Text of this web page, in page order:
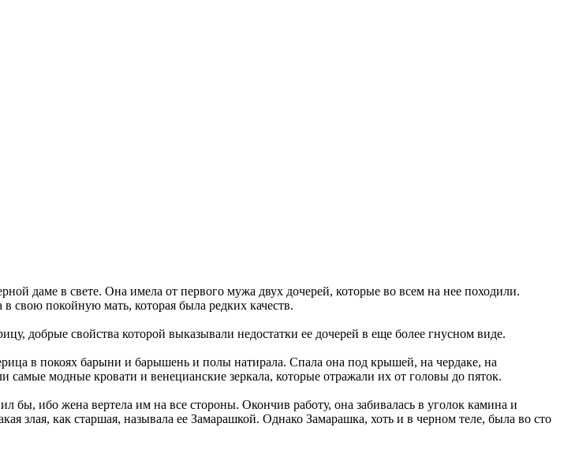
даме в свете. Она имела от первого мужа двух дочерей, которые во всем на нее походили.
свою покойную мать, которая была редких качеств.
добрые свойства которой выказывали недостатки ее дочерей в еще более гнусном виде.
в покоях барыни и барышень и полы натирала. Спала она под крышей, на чердаке, на
модные кровати и венецианские зеркала, которые отражали их от головы до пяток.
бы, ибо жена вертела им на все стороны. Окончив работу, она забивалась в уголок камина и
злая, как старшая, называла ее Замарашкой. Однако Замарашка, хоть и в черном теле, была во сто